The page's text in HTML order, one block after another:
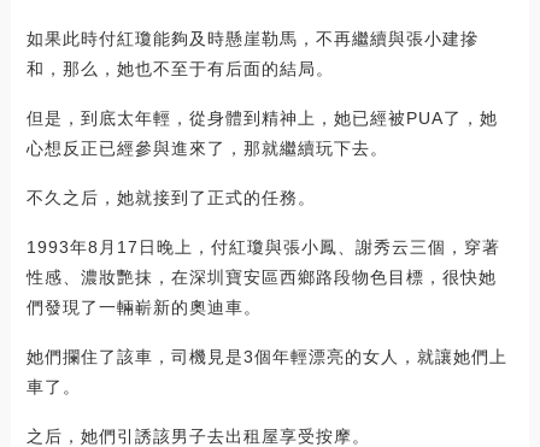
如果此時付紅瓊能夠及時懸崖勒馬，不再繼續與張小建摻
和，那么，她也不至于有后面的結局。
但是，到底太年輕，從身體到精神上，她已經被PUA了，她
心想反正已經參與進來了，那就繼續玩下去。
不久之后，她就接到了正式的任務。
1993年8月17日晚上，付紅瓊與張小鳳、謝秀云三個，穿著
性感、濃妝艷抹，在深圳寶安區西鄉路段物色目標，很快她
們發現了一輛嶄新的奧迪車。
她們攔住了該車，司機見是3個年輕漂亮的女人，就讓她們上
車了。
之后，她們引誘該男子去出租屋享受按摩。